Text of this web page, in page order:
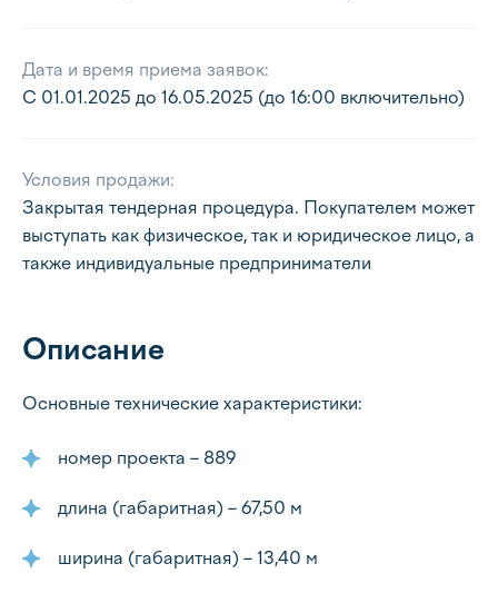
Дата и время приема заявок:
С 01.01.2025 до 16.05.2025 (до 16:00 включительно)
Условия продажи:
Закрытая тендерная процедура. Покупателем может
выступать как физическое, так и юридическое лицо, а
также индивидуальные предприниматели
Описание
Основные технические характеристики:
номер проекта – 889
длина (габаритная) – 67,50 м
ширина (габаритная) – 13,40 м